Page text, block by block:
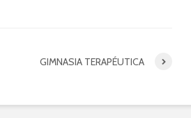
GIMNASIA TERAPÉUTICA